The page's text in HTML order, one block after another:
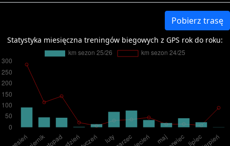
Pobierz trasę
Statystyka miesięczna treningów biegowych z GPS rok do roku: